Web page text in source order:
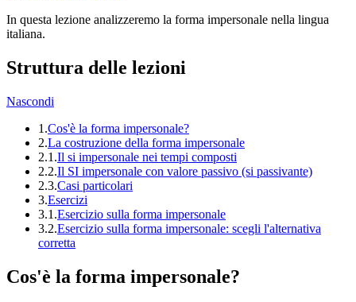
In questa lezione analizzeremo la forma impersonale nella lingua
italiana.
Struttura delle lezioni
Nascondi
1.Cos'è la forma impersonale?
2.La costruzione della forma impersonale
2.1.Il si impersonale nei tempi composti
2.2.Il SI impersonale con valore passivo (si passivante)
2.3.Casi particolari
3.Esercizi
3.1.Esercizio sulla forma impersonale
3.2.Esercizio sulla forma impersonale: scegli l'alternativa
corretta
Cos'è la forma impersonale?